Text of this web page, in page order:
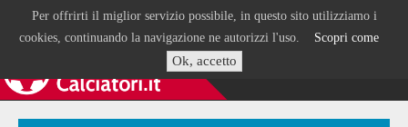
Per offrirti il miglior servizio possibile, in questo sito utilizziamo i
cookies, continuando la navigazione ne autorizzi l'uso. Scopri come
Ok, accetto